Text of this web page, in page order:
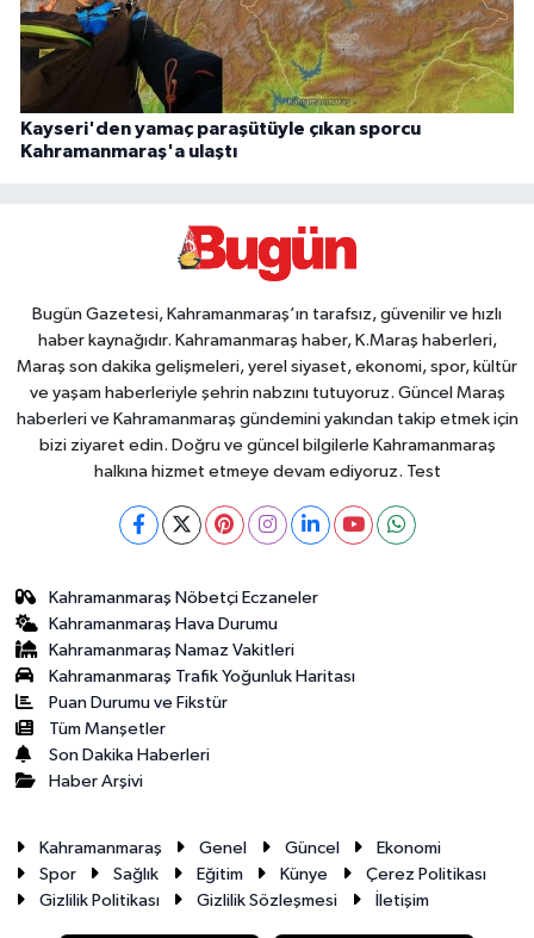
Kayseri'den yamaç paraşütüyle çıkan sporcu
Kahramanmaraş'a ulaştı
Bugün Gazetesi, Kahramanmaraş’ın tarafsız, güvenilir ve hızlı
haber kaynağıdır. Kahramanmaraş haber, K.Maraş haberleri,
Maraş son dakika gelişmeleri, yerel siyaset, ekonomi, spor, kültür
ve yaşam haberleriyle şehrin nabzını tutuyoruz. Güncel Maraş
haberleri ve Kahramanmaraş gündemini yakından takip etmek için
bizi ziyaret edin. Doğru ve güncel bilgilerle Kahramanmaraş
halkına hizmet etmeye devam ediyoruz. Test
Kahramanmaraş Nöbetçi Eczaneler
Kahramanmaraş Hava Durumu
Kahramanmaraş Namaz Vakitleri
Kahramanmaraş Trafik Yoğunluk Haritası
Puan Durumu ve Fikstür
Tüm Manşetler
Son Dakika Haberleri
Haber Arşivi
Kahramanmaraş Genel Güncel
Ekonomi
Spor
Sağlık Eğitim Künye
Çerez Politikası
Gizlilik Politikası
Gizlilik Sözleşmesi İletişim